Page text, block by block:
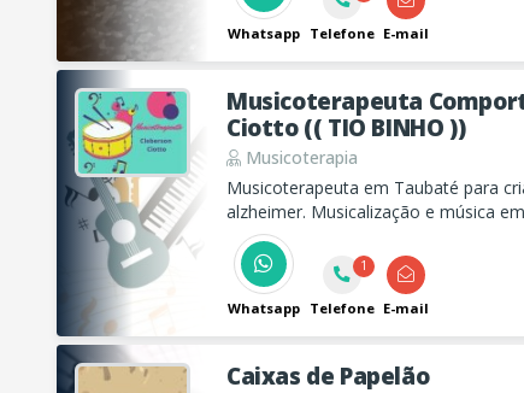
Whatsapp Telefone E-mail
Musicoterapeuta
Ciotto (( TIO BINHO ))
Musicoterapia
Musicoterapeuta em Taubaté para
alzheimer. Musicalização e música
pedagógicos.
Whatsapp
1
Telefone E-mail
Caixas de Papelão